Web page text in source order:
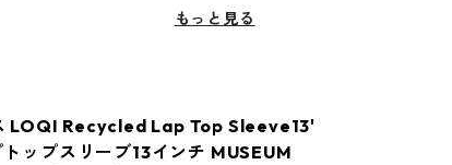
もっと見る
LOQI Recycled Lap Top Sleeve13'
ップスリーブ13インチ MUSEUM